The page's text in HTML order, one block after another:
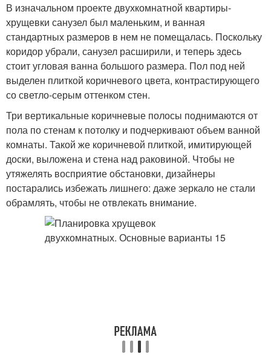
В изначальном проекте двухкомнатной квартиры-
хрущевки санузел был маленьким, и ванная
стандартных размеров в нем не помещалась. Поскольку
коридор убрали, санузел расширили, и теперь здесь
стоит угловая ванна большого размера. Пол под ней
выделен плиткой коричневого цвета, контрастирующего
со светло-серым оттенком стен.
Три вертикальные коричневые полосы поднимаются от
пола по стенам к потолку и подчеркивают объем ванной
комнаты. Такой же коричневой плиткой, имитирующей
доски, выложена и стена над раковиной. Чтобы не
утяжелять восприятие обстановки, дизайнеры
постарались избежать лишнего: даже зеркало не стали
обрамлять, чтобы не отвлекать внимание.